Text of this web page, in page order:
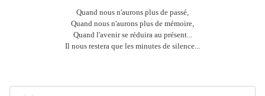
Quand nous n'aurons plus de passé,
Quand nous n'aurons plus de mémoire,
Quand l'avenir se réduira au présent...
Il nous restera que les minutes de silence...